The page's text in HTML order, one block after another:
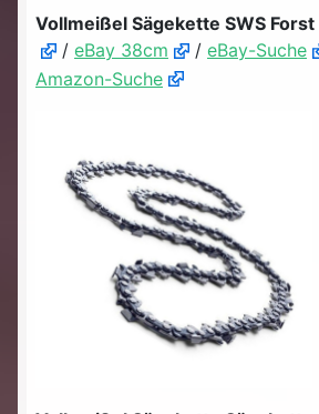
Vollmeißel Sägekette SWS Forst
/ eBay 38cm / eBay-Suche
Amazon-Suche